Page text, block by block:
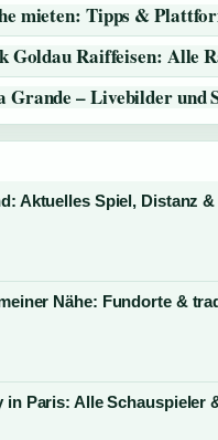
mieten: Tipps &
Goldau Raiffeisen: Alle
Grande – Livebilder und
Aktuelles Spiel, Distanz &
Nähe: Fundorte &
in Paris: Alle Schauspieler